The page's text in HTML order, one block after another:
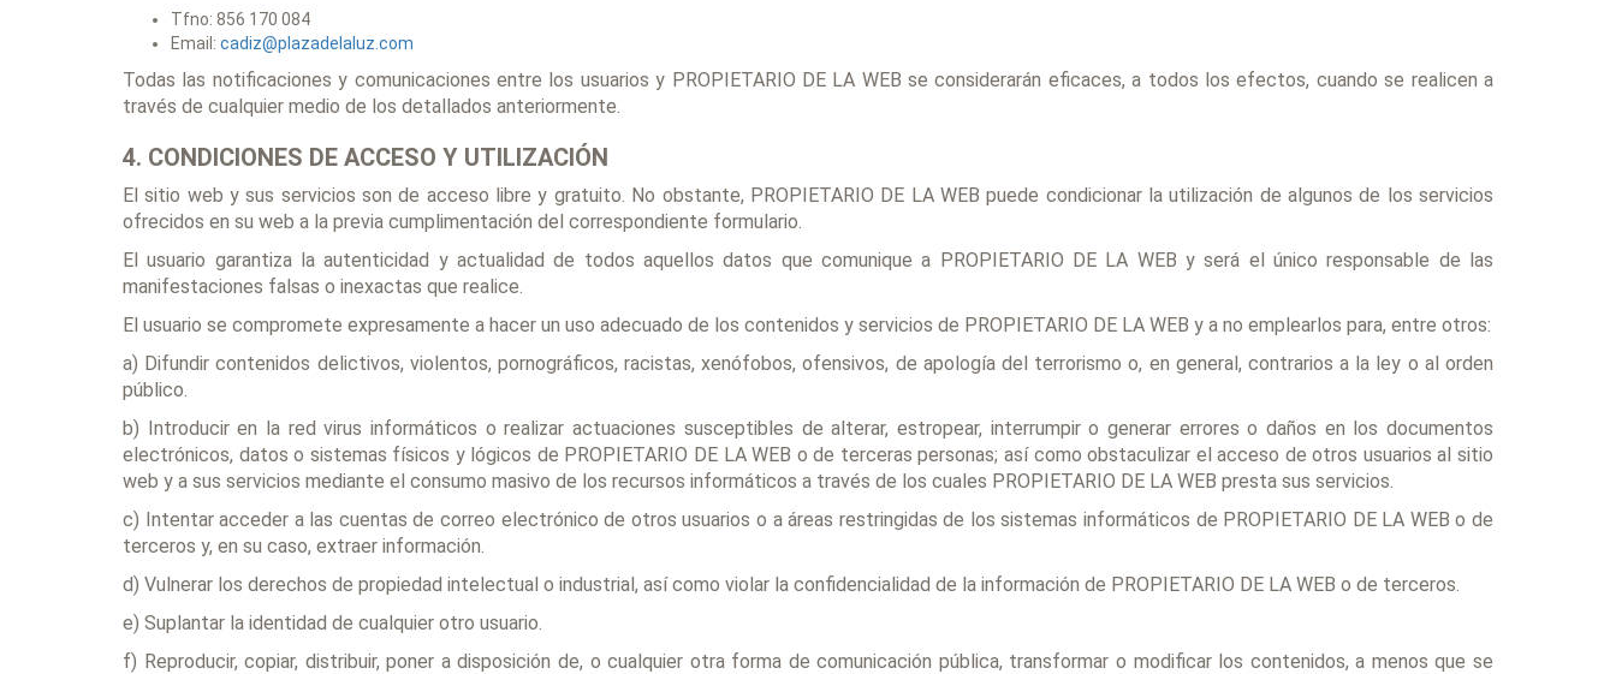
Tfno: 856 170 084
Email: cadiz@plazadelaluz.com
Todas las notificaciones y comunicaciones entre los usuarios y PROPIETARIO DE LA WEB se considerarán eficaces, a todos los efectos, cuando se realicen a
través de cualquier medio de los detallados anteriormente.
4. CONDICIONES DE ACCESO Y UTILIZACIÓN
El sitio web y sus servicios son de acceso libre y gratuito. No obstante, PROPIETARIO DE LA WEB puede condicionar la utilización de algunos de los servicios
ofrecidos en su web a la previa cumplimentación del correspondiente formulario.
El usuario garantiza la autenticidad y actualidad de todos aquellos datos que comunique a PROPIETARIO DE LA WEB y será el único responsable de las
manifestaciones falsas o inexactas que realice.
El usuario se compromete expresamente a hacer un uso adecuado de los contenidos y servicios de PROPIETARIO DE LA WEB y a no emplearlos para, entre otros:
a) Difundir contenidos delictivos, violentos, pornográficos, racistas, xenófobos, ofensivos, de apología del terrorismo o, en general, contrarios a la ley o al orden
público.
b) Introducir en la red virus informáticos o realizar actuaciones susceptibles de alterar, estropear, interrumpir o generar errores o daños en los documentos
electrónicos, datos o sistemas físicos y lógicos de PROPIETARIO DE LA WEB o de terceras personas; así como obstaculizar el acceso de otros usuarios al sitio
web y a sus servicios mediante el consumo masivo de los recursos informáticos a través de los cuales PROPIETARIO DE LA WEB presta sus servicios.
c) Intentar acceder a las cuentas de correo electrónico de otros usuarios o a áreas restringidas de los sistemas informáticos de PROPIETARIO DE LA WEB o de
terceros y, en su caso, extraer información.
d) Vulnerar los derechos de propiedad intelectual o industrial, así como violar la confidencialidad de la información de PROPIETARIO DE LA WEB o de terceros.
e) Suplantar la identidad de cualquier otro usuario.
f) Reproducir, copiar, distribuir, poner a disposición de, o cualquier otra forma de comunicación pública, transformar o modificar los contenidos, a menos que se